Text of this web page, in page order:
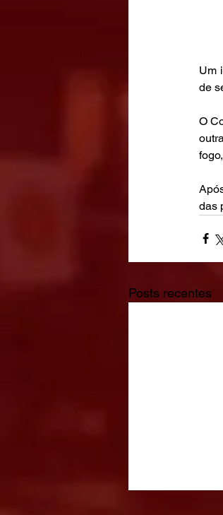
Um
de
O
das
Posts recentes